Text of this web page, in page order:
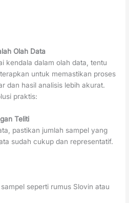
Olah Data
kendala dalam olah data, tentu
untuk memastikan proses
dan hasil analisis lebih akurat.
praktis:
Teliti
pastikan jumlah sampel yang
sudah cukup dan representatif.
seperti rumus Slovin atau